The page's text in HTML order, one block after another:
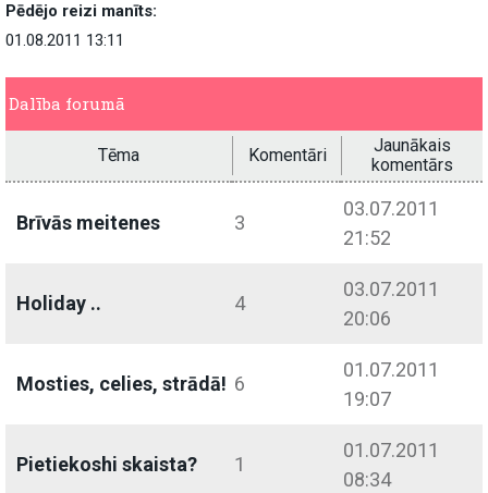
Pēdējo reizi manīts:
01.08.2011 13:11
Dalība forumā
Tēma Komentāri
Jaunākais
komentārs
Brīvās meitenes 3
03.07.2011
21:52
Holiday .. 4
03.07.2011
20:06
Mosties, celies, strādā! 6
01.07.2011
19:07
Pietiekoshi skaista? 1
01.07.2011
08:34